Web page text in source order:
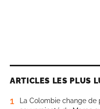
ARTICLES LES PLUS
1
La Colombie change de